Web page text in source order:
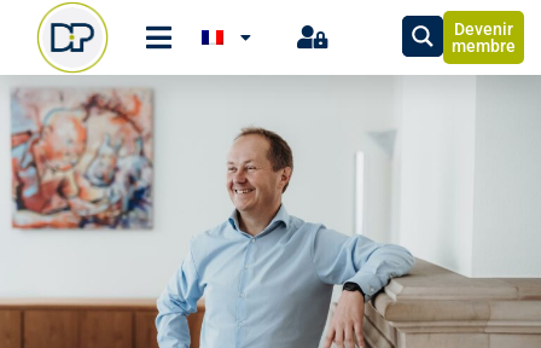
Devenir
membre